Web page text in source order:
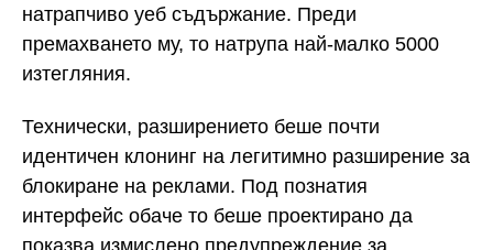
натрапчиво уеб съдържание. Преди
премахването му, то натрупа най-малко 5000
изтегляния.
Технически, разширението беше почти
идентичен клонинг на легитимно разширение за
блокиране на реклами. Под познатия
интерфейс обаче то беше проектирано да